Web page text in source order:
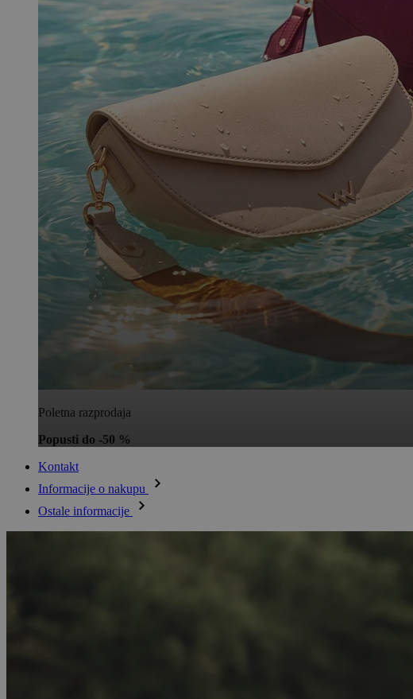
Poletna razprodaja
Popusti do -50 %
Kontakt
Informacije o nakupu
Ostale informacije